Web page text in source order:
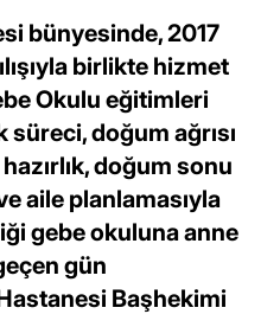
bünyesinde, 2017
birlikte hizmet
Okulu eğitimleri
doğum ağrısı
doğum sonu
aile planlamasıyla
gebe okuluna anne
gün
Başhekimi